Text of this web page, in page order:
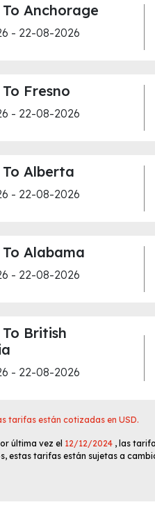
Anchorage
- 22-08-2026
Fresno
- 22-08-2026
Alberta
- 22-08-2026
Alabama
- 22-08-2026
British
- 22-08-2026
tarifas están cotizadas en USD.
última vez el 12/12/2024 , las
estas tarifas están sujetas a